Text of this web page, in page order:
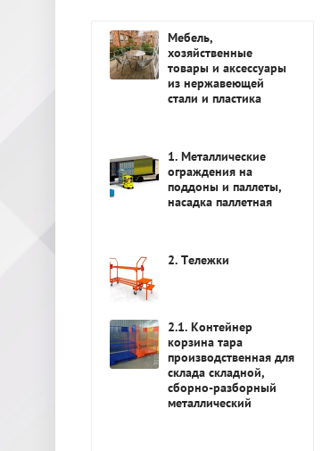
Мебель,
хозяйственные
товары и аксессуары
из нержавеющей
стали и пластика
1. Металлические
ограждения на
поддоны и паллеты,
насадка паллетная
2. Тележки
2.1. Контейнер
корзина тара
производственная для
склада складной,
сборно-разборный
металлический